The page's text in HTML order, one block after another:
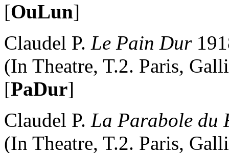
[OuLun]
Claudel P. Le Pain Dur
(In Theatre, T.2. Paris,
[PaDur]
Claudel P. La Parabole du
(In Theatre, T.2. Paris,